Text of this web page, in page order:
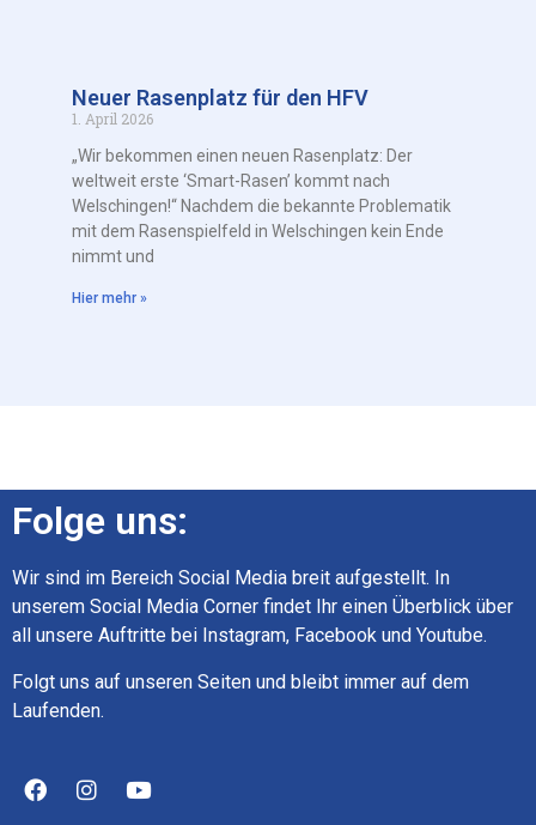
Neuer Rasenplatz für den HFV
1. April 2026
„Wir bekommen einen neuen Rasenplatz: Der
weltweit erste ‘Smart-Rasen’ kommt nach
Welschingen!“ Nachdem die bekannte Problematik
mit dem Rasenspielfeld in Welschingen kein Ende
nimmt und
Hier mehr »
Folge uns:
Wir sind im Bereich Social Media breit aufgestellt. In
unserem Social Media Corner findet Ihr einen Überblick über
all unsere Auftritte bei Instagram, Facebook und Youtube.
Folgt uns auf unseren Seiten und bleibt immer auf dem
Laufenden.